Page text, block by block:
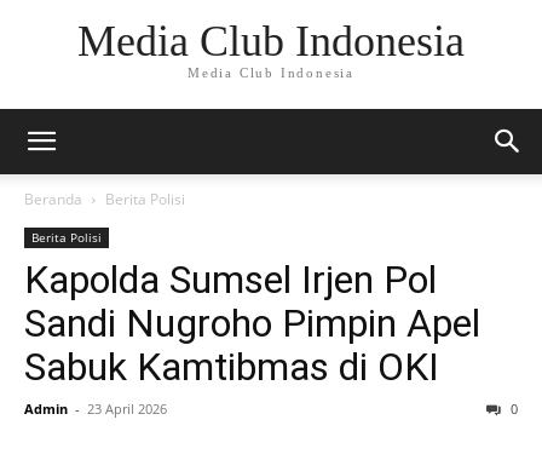
Media Club Indonesia
Media Club Indonesia
Beranda Berita Polisi
Berita Polisi
Kapolda Sumsel Irjen Pol
Sandi Nugroho Pimpin Apel
Sabuk Kamtibmas di OKI
Admin - 23 April 2026 0